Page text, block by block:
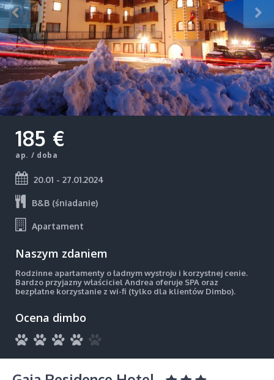
185 €
ap. / doba
20.01 - 27.01.2024
B&B (śniadanie)
Apartament
Naszym zdaniem
Rodzinne apartamenty o ładnym wystroju i korzystnej cenie.
Bardzo przyjazny właściciel Andrea oferuje SPA oraz
bezpłatne korzystanie z wi-fi (tylko dla klientów Dimbo).
Ocena dimbo